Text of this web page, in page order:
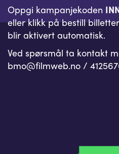
Oppgi kampanjekoden
eller klikk på bestill
blir aktivert automatisk.
Ved spørsmål ta kontakt
bmo@filmweb.no /